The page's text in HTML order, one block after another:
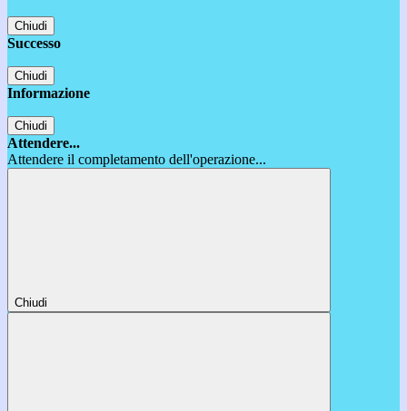
Chiudi
Successo
Chiudi
Informazione
Chiudi
Attendere...
Attendere il completamento dell'operazione...
Chiudi